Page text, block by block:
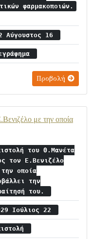
φαρμακοποιών.
Αύγουστος 16
Προβολή
με την οποία
του Θ.Μανέτα
τον Ε.Βενιζέλο
οποία
την
του.
Ιούλιος 22